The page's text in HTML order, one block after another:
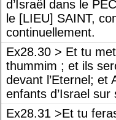
d’Israël dans le
le [LIEU] SAINT,
continuellement.
Ex28.30 > Et tu
thummim ; et ils
devant l’Eternel; et
enfants d’Israel sur
Ex28.31 >Et tu